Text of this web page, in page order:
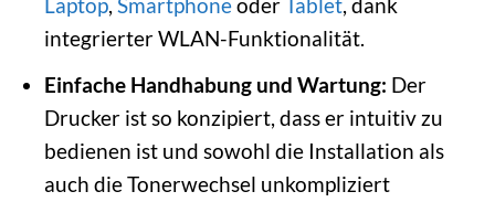
Laptop, Smartphoneoder Tablet, dank
integrierter WLAN-Funktionalität.
Einfache Handhabung und Wartung: Der
Drucker ist so konzipiert, dass er intuitiv zu
bedienen ist und sowohl die Installation als
auch die Tonerwechsel unkompliziert